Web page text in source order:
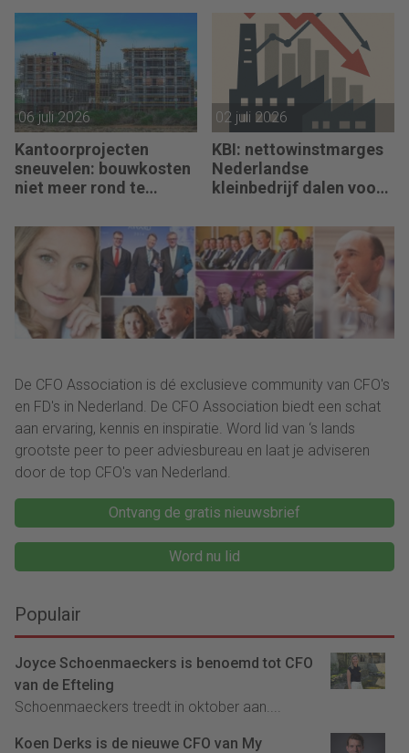
06 juli 2026
Kantoorprojecten
sneuvelen: bouwkosten
niet meer rond te
02 juli 2026
KBI: nettowinstmarges
Nederlandse
kleinbedrijf dalen voor
De CFO Association is dé exclusieve community van CFO's
en FD's in Nederland. De CFO Association biedt een schat
aan ervaring, kennis en inspiratie. Word lid van ‘s lands
grootste peer to peer adviesbureau en laat je adviseren
door de top CFO's van Nederland.
Ontvang de gratis nieuwsbrief
Word nu lid
Populair
Joyce Schoenmaeckers is benoemd tot CFO
van de Efteling
Schoenmaeckers treedt in oktober aan....
Koen Derks is de nieuwe CFO van My